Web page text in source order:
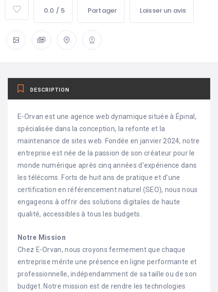
0.0 / 5 Partager Laisser un avis
DESCRIPTION
E-Orvan est une agence web dynamique située à Épinal,
spécialisée dans la conception, la refonte et la
maintenance de sites web. Fondée en janvier 2024, notre
entreprise est née de la passion de son créateur pour le
monde numérique après cinq années d’expérience dans
les télécoms. Forts de huit ans de pratique et d’une
certification en référencement naturel (SEO), nous nous
engageons à offrir des solutions digitales de haute
qualité, accessibles à tous les budgets.
Notre Mission
Chez E-Orvan, nous croyons fermement que chaque
entreprise mérite une présence en ligne performante et
professionnelle, indépendamment de sa taille ou de son
budget. Notre mission est de rendre les technologies